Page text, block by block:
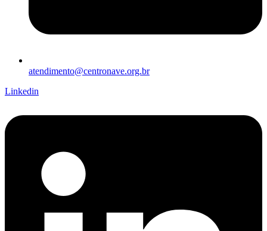
atendimento@centronave.org.br
Linkedin